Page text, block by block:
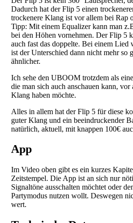
Dadurch hat der Flip 5 einen
trockenere Klang ist vor allem bei Rap
Tipp: Mit einem Equalizer kann man
bei den Höhen vornehmen. Der Flip 5
auch fast das doppelte. Bei einem Lied
ist der Unterschied dann nicht mehr so
ähnlicher.
Ich sehe den UBOOM trotzdem als
die man sich auch anschauen kann,
Klang haben möchte.
Alles in allem hat der Flip 5 für diese
guter Klang und ein beeindruckender
natürlich, aktuell, mit knappen 100€
App
Im Video oben gibt es ein kurzes
Zeitstempel. Die App ist an sich nur
Signaltöne ausschalten möchtet oder
Partymodus nutzen wollt. Deswegen
wert.